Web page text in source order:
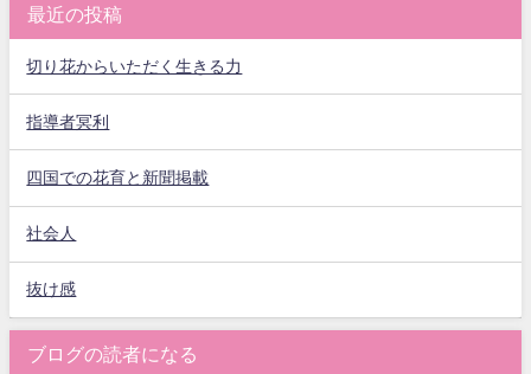
最近の投稿
切り花からいただく生きる力
指導者冥利
四国での花育と新聞掲載
社会人
抜け感
ブログの読者になる